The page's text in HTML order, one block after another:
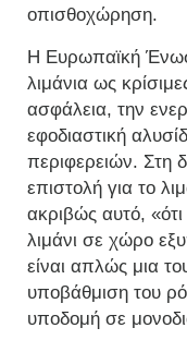
οπισθοχώρηση.
Η Ευρωπαϊκή
λιμάνια ως
ασφάλεια, την
εφοδιαστική
περιφερειών. Στη
επιστολή για το
ακριβώς αυτό,
λιμάνι σε χώρο
είναι απλώς μια
υποβάθμιση του
υποδομή σε